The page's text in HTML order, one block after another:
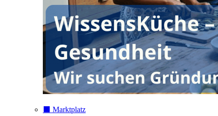
⬛️ Marktplatz